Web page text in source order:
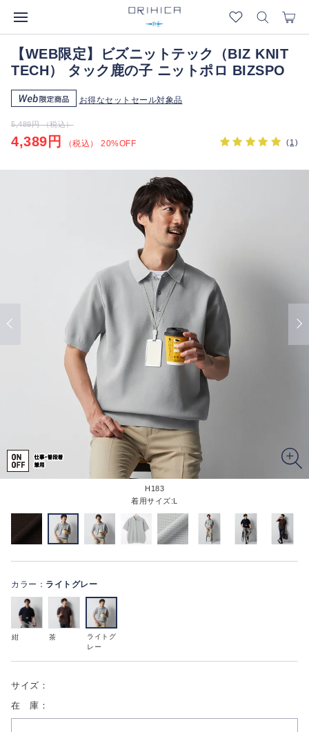
【WEB限定】ビズニットテック（BIZ KNIT
TECH） タック鹿の子 ニットポロ BIZSPO
お得なセットセール対象品
5,489円 （税込）
4,389円 （税込） 20%OFF (1 )
H183
着用サイズ:L
カラー： ライトグレー
紺 茶
ライトグ
レー
サイズ：
在 庫：